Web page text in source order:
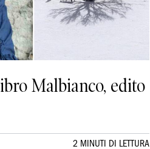
Malbianco, edito
2 MINUTI DI LETTURA